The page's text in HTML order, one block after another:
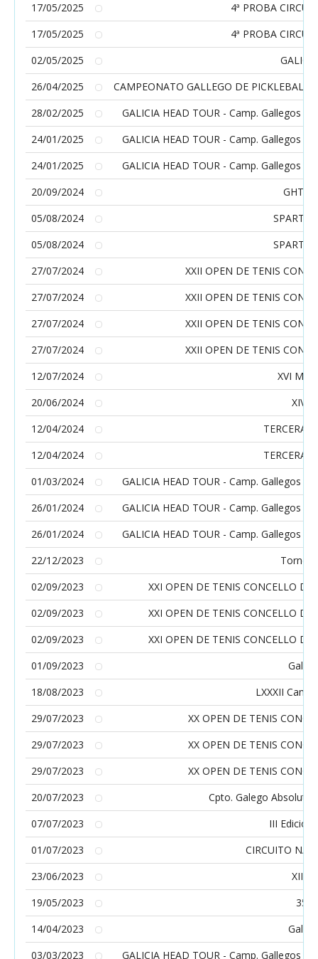
17/05/2025
4ª PROBA
17/05/2025
4ª PROBA
02/05/2025
26/04/2025
CAMPEONATO GALLEGO DE PICKLEBALL.
28/02/2025
GALICIA HEAD TOUR - Camp. Gallegos
24/01/2025
GALICIA HEAD TOUR - Camp. Gallegos
24/01/2025
GALICIA HEAD TOUR - Camp. Gallegos
20/09/2024
GHT
05/08/2024
05/08/2024
27/07/2024
XXII OPEN DE TENIS
27/07/2024
XXII OPEN DE TENIS
27/07/2024
XXII OPEN DE TENIS
27/07/2024
XXII OPEN DE TENIS
12/07/2024
XVI
20/06/2024
XIV
12/04/2024
TERCERA
12/04/2024
TERCERA
01/03/2024
GALICIA HEAD TOUR - Camp. Gallegos
26/01/2024
GALICIA HEAD TOUR - Camp. Gallegos
26/01/2024
GALICIA HEAD TOUR - Camp. Gallegos
22/12/2023
Torneo
02/09/2023
XXI OPEN DE TENIS CONCELLO
02/09/2023
XXI OPEN DE TENIS CONCELLO
02/09/2023
XXI OPEN DE TENIS CONCELLO
01/09/2023
18/08/2023
LXXXII
29/07/2023
XX OPEN DE TENIS
29/07/2023
XX OPEN DE TENIS
29/07/2023
XX OPEN DE TENIS
20/07/2023
Cpto. Galego Absoluto
07/07/2023
III
01/07/2023
CIRCUITO
23/06/2023
XIII
19/05/2023
35º
14/04/2023
03/03/2023
GALICIA HEAD TOUR - Camp. Gallegos